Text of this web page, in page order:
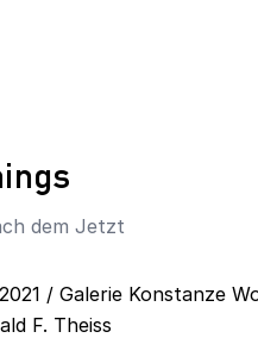
dem Jetzt
/ Galerie Konstanze
F. Theiss